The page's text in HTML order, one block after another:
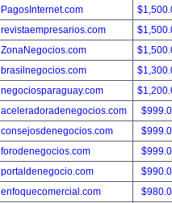
PagosInternet.com
revistaempresarios.com
ZonaNegocios.com
brasilnegocios.com
negociosparaguay.com
aceleradoradenegocios.com
consejosdenegocios.com
forodenegocios.com
portaldenegocio.com
enfoquecomercial.com